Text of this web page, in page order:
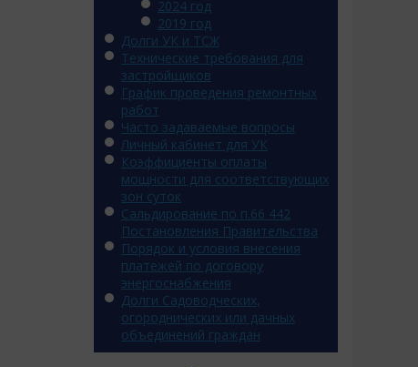
2024 год
2019 год
Долги УК и ТСЖ
Технические требования для
застройщиков
График проведения ремонтных
работ
Часто задаваемые вопросы
Личный кабинет для УК
Коэффициенты оплаты
мощности для соответствующих
зон суток
Сальдирование по п.66 442
Постановления Правительства
Порядок и условия внесения
платежей по договору
энергоснабжения
Долги Садоводческих,
огороднических или дачных
объединений граждан